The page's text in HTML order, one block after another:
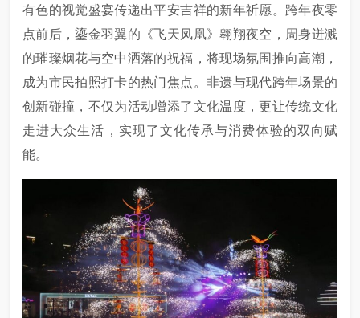
有色的视觉盛宴传递出平安吉祥的新年祈愿。跨年夜零
点前后，鎏金羽翼的《飞天凤凰》翱翔夜空，周身迸溅
的璀璨烟花与空中洒落的祝福，将现场氛围推向高潮，
成为市民拍照打卡的热门焦点。非遗与现代跨年场景的
创新碰撞，不仅为活动增添了文化温度，更让传统文化
走进大众生活，实现了文化传承与消费体验的双向赋
能。